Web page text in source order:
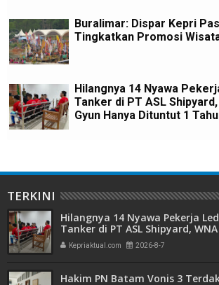
Buralimar: Dispar Kepri
Tingkatkan Promosi
Hilangnya 14 Nyawa
Tanker di PT ASL
Gyun Hanya Dituntut 1
TERKINI
Hilangnya 14 Nyawa Pekerja
Tanker di PT ASL Shipyard,
Hanya Dituntut 1 Tahun 6 Bulan
Kepriaktual.com 2026-8-7
Hakim PN Batam Vonis 3